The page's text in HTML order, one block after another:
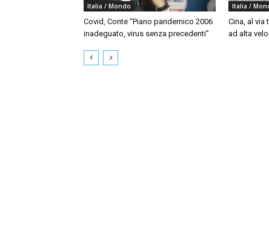
Italia / Mondo
Covid, Conte “Piano pandemico 2006
inadeguato, virus senza precedenti”
Italia /
Cina, al via
ad alta